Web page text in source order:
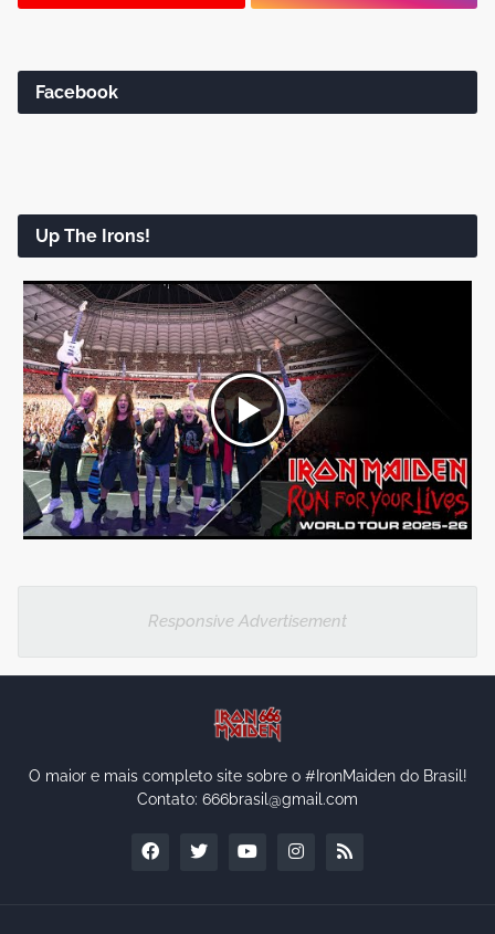
Facebook
Up The Irons!
Responsive Advertisement
O maior e mais completo site sobre o #IronMaiden do Brasil!
Contato: 666brasil@gmail.com